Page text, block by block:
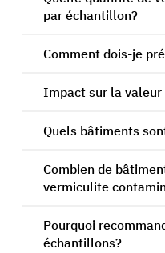
par échantillon?
Comment dois-je
Impact sur la
Quels bâtiments
Combien de
vermiculite
Pourquoi
échantillons?